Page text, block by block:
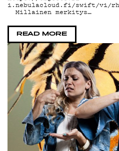
1.nebulacloud.fi/swift/v1/
Millainen merkitys…
READ MORE